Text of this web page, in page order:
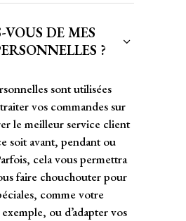
VOUS DE MES
?
sont utilisées
vos commandes sur
le meilleur service client
soit avant, pendant ou
cela vous permettra
faire chouchouter pour
comme votre
ou d’adapter vos